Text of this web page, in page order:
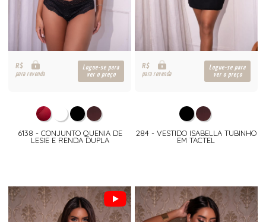
R$
para revenda
Logue-se para
ver o preço
6138 - CONJUNTO QUENIA DE
LESIE E RENDA DUPLA
R$
para revenda
Logue-se para
ver o preço
284 - VESTIDO ISABELLA TUBINHO
EM TACTEL